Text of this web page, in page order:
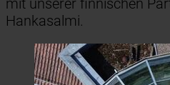
Hankasalmi.